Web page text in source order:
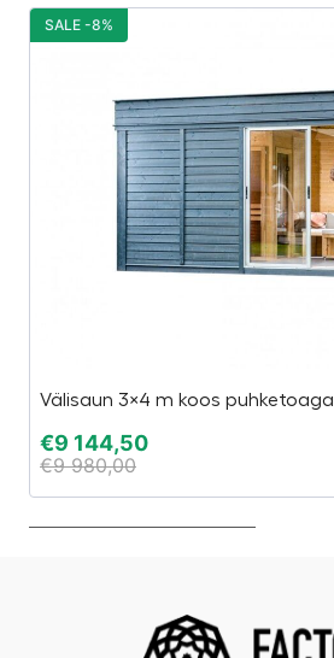
Välisaun 3×4 m koos puhketoaga
€9 144,50
€9 980,00
SALE -8%